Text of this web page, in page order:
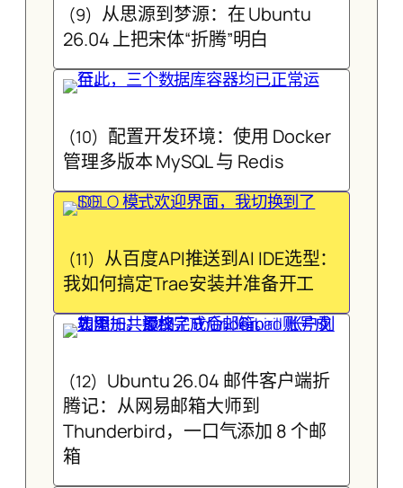
(9) 从思源到梦源：在 Ubuntu
26.04 上把宋体“折腾”明白
(10) 配置开发环境：使用 Docker
管理多版本 MySQL 与 Redis
(11) 从百度API推送到AI IDE选型：
我如何搞定Trae安装并准备开工
(12) Ubuntu 26.04 邮件客户端折
腾记：从网易邮箱大师到
Thunderbird，一口气添加 8 个邮
箱